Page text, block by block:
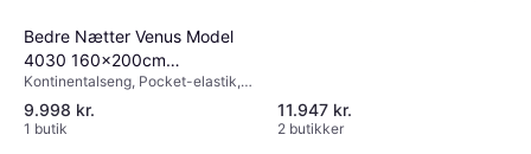
Bedre Nætter Venus Model
4030 160x200cm
Kontinentalseng
Kontinentalseng, Pocket-elastik,
Farve: Beige, Hårdhed: Medium,
Ekstra fast, Fast
9.998 kr.
1 butik
11.947 kr.
2 butikker